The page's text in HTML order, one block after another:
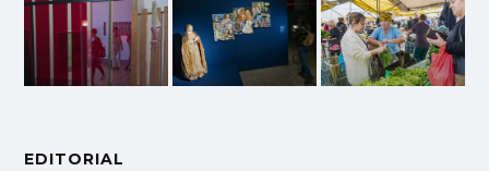
EDITORIAL